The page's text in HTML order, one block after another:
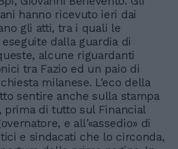
hanno ricevuto ieri dai
gli atti, tra i quali le
dalla guardia di
alcune riguardanti
tra Fazio ed un paio di
milanese. L'eco della
sentire anche sulla stampa
prima di tutto sul Financial
e all'«assedio» di
e sindacati che lo circonda,